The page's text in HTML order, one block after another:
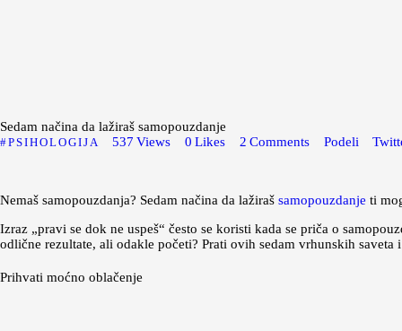
Sedam načina da lažiraš samopouzdanje
PSIHOLOGIJA 537 Views 0 Likes 2 Comments Podeli
Nemaš samopouzdanja? Sedam načina da lažiraš samopouzdanje ti
Izraz „pravi se dok ne uspeš“ često se koristi kada se priča o
odlične rezultate, ali odakle početi? Prati ovih sedam vrhunskih saveta
Prihvati moćno oblačenje